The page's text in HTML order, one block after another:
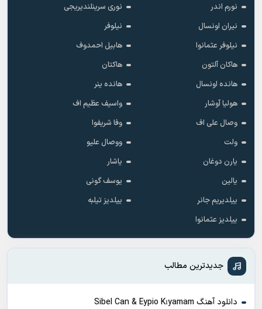
نورم اندر
نوری سرینلندیریجی
نیران اونسال
نیلوفر
نیلوفر عثمانوا
هابیل احمدوف
هاکان آلتون
هاکتان
هانده اونسال
هانده ینر
هولیا آوشار
واسیف عظیم اف
وصال علی اف
وفا شریفوا
ولت
ووصال علیو
یارن دوغان
یاشار
یالین
یوسف گونی
ییلدیریم جانر
ییلدیز تیلبه
ییلدیز عثمانوا
جدیدترین مطالب
دانلود آهنگ Sibel Can & Eypio Kıyamam